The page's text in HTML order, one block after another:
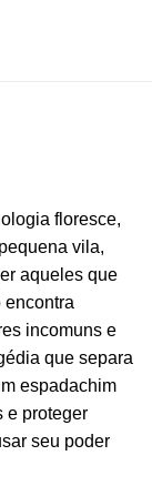
floresce,
vila,
aqueles que
encontra
incomuns e
que separa
espadachim
e proteger
seu poder